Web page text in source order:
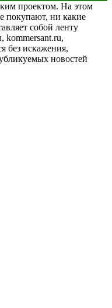
проектом. На этом
покупают, ни какие
собой ленту
kommersant.ru,
без искажения,
новостей